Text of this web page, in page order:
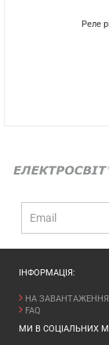
Реле
mail
ІНФОРМАЦІЯ:
НА ЗАВАНТАЖЕННЯ
FAQ
МИ В СОЦІАЛЬНИХ